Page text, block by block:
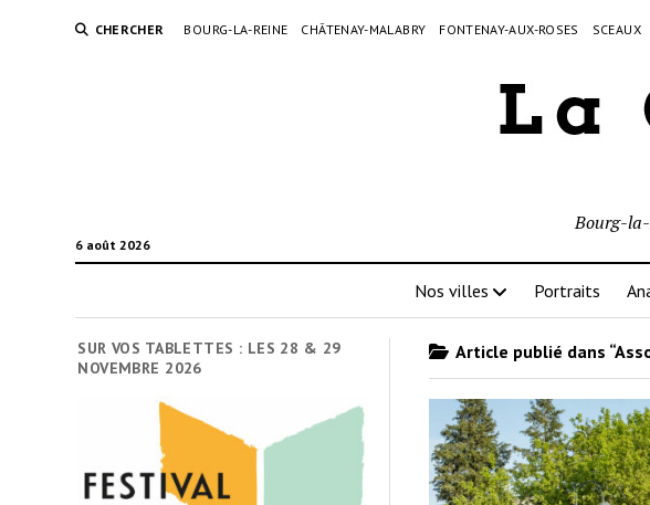
CHERCHER BOURG-LA-REINE CHÂTENAY-MALABRY FONTENAY-AUX-ROSES SCEAUX
6 août 2026
Bourg-la-
Nos villes Portraits
SUR VOS TABLETTES : LES 28 & 29
NOVEMBRE 2026
Article publié dans